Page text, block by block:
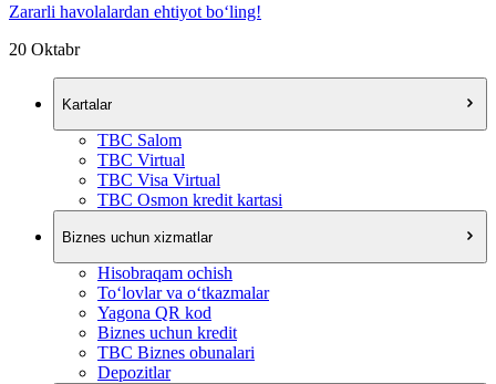
Zararli havolalardan ehtiyot bo‘ling!
20 Oktabr
Kartalar
TBC Salom
TBC Virtual
TBC Visa Virtual
TBC Osmon kredit kartasi
Biznes uchun xizmatlar
Hisobraqam ochish
To‘lovlar va o‘tkazmalar
Yagona QR kod
Biznes uchun kredit
TBC Biznes obunalari
Depozitlar